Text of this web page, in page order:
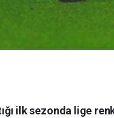
ilk sezonda lige